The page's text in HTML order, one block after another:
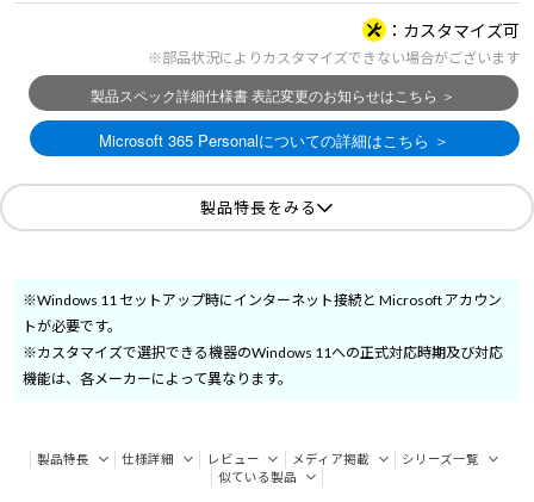
カスタマイズ可
※部品状況によりカスタマイズできない場合がございます
製品特長をみる
※Windows 11 セットアップ時にインターネット接続と Microsoft アカウン
トが必要です。
※カスタマイズで選択できる機器のWindows 11への正式対応時期及び対応
機能は、各メーカーによって異なります。
製品特長 仕様詳細 レビュー メディア掲載
シリーズ一覧
似ている製品